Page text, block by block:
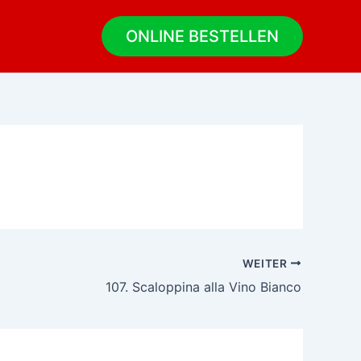
ONLINE BESTELLEN
WEITER
107. Scaloppina alla Vino Bianco